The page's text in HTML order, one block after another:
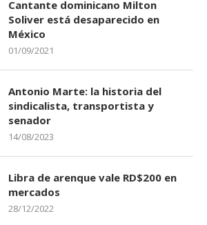
Cantante dominicano Milton
Soliver está desaparecido en
México
01/09/2021
Antonio Marte: la historia del
sindicalista, transportista y
senador
14/08/2023
Libra de arenque vale RD$200 en
mercados
28/12/2022